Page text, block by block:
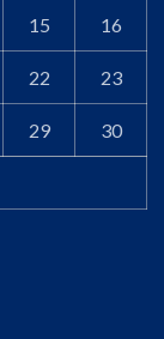
15 16
22 23
29 30